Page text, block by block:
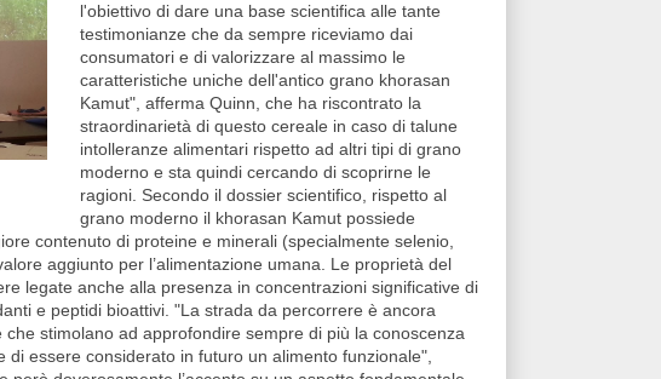
l'obiettivo di dare una base scientifica alle tante
testimonianze che da sempre riceviamo dai
consumatori e di valorizzare al massimo le
caratteristiche uniche dell'antico grano khorasan
Kamut", afferma Quinn, che ha riscontrato la
straordinarietà di questo cereale in caso di talune
intolleranze alimentari rispetto ad altri tipi di grano
moderno e sta quindi cercando di scoprirne le
ragioni. Secondo il dossier scientifico, rispetto al
grano moderno il khorasan Kamut possiede
contenuto di proteine e minerali (specialmente selenio,
aggiunto per l’alimentazione umana. Le proprietà del
legate anche alla presenza in concentrazioni significative di
e peptidi bioattivi. "La strada da percorrere è ancora
stimolano ad approfondire sempre di più la conoscenza
essere considerato in futuro un alimento funzionale",